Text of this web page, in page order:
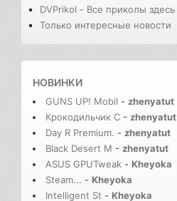
DVPrikol - Все приколы здесь
Только интересные новости
НОВИНКИ
GUNS UP! Mobil - zhenyatut
Крокодильчик С - zhenyatut
Day R Premium. - zhenyatut
Black Desert M - zhenyatut
ASUS GPUTweak - Kheyoka
Steam... - Kheyoka
Intelligent St - Kheyoka